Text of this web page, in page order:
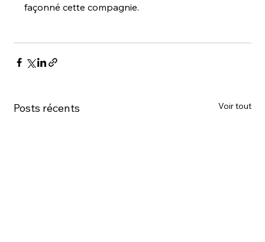
façonné cette compagnie.
Posts récents Voir tout